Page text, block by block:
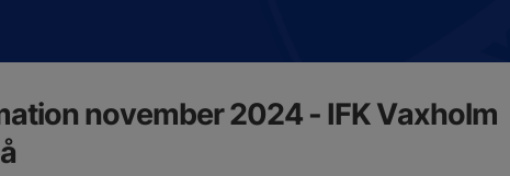
november 2024 - IFK Vaxholm